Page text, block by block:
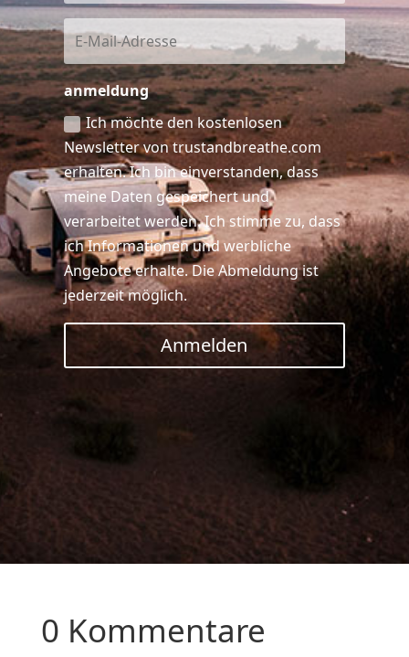
anmeldung
Ich möchte den kostenlosen
Newsletter von trustandbreathe.com
erhalten. Ich bin einverstanden, dass
meine Daten gespeichert und
verarbeitet werden. Ich stimme zu, dass
ich Informationen und werbliche
Angebote erhalte. Die Abmeldung ist
jederzeit möglich.
Anmelden
0 Kommentare